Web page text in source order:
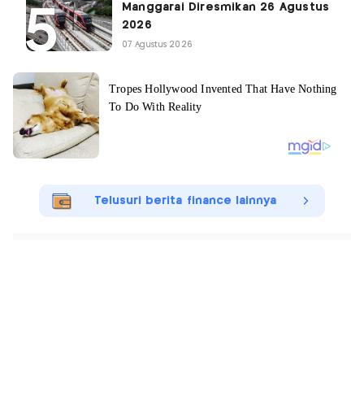
Manggarai Diresmikan 26 Agustus
2026
07 Agustus 2026
Telusuri berita finance lainnya